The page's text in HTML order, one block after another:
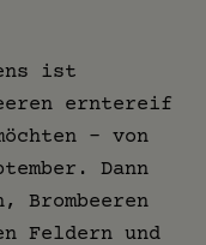
ist
erntereif
– von
Dann
Brombeeren
Feldern und